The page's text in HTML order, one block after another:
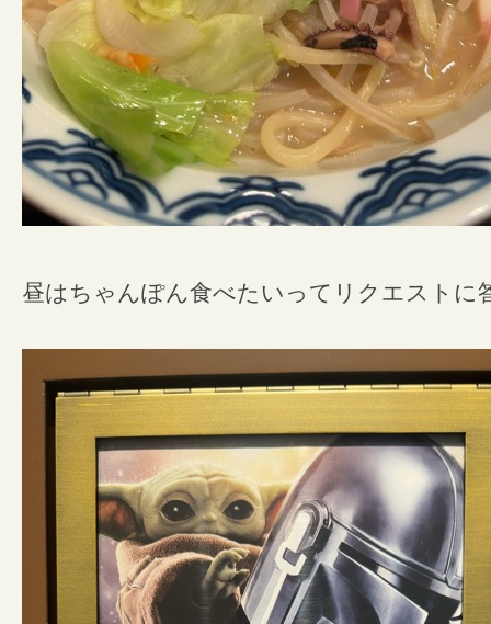
昼はちゃんぽん食べたいってリクエストに